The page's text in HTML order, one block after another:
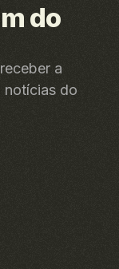
do
a
notícias do